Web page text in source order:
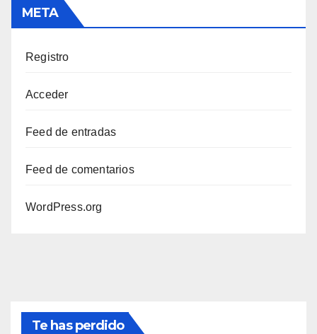
META
Registro
Acceder
Feed de entradas
Feed de comentarios
WordPress.org
Te has perdido